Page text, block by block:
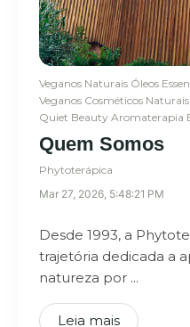
Veganos Naturais Óleos
Veganos Cosméticos Naturais
Quiet Beauty Aromaterapia
Quem Somos
Phytoterápica
Mar 27, 2026, 5:48:21 PM
Desde 1993, a
trajetória dedicada a
natureza por ...
Leia mais